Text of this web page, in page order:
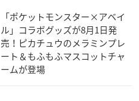
「ポケットモンスター×アベイ
ル」コラボグッズが8月1日発
売！ピカチュウのメラミンプレ
ート＆もふもふマスコットチャ
ームが登場